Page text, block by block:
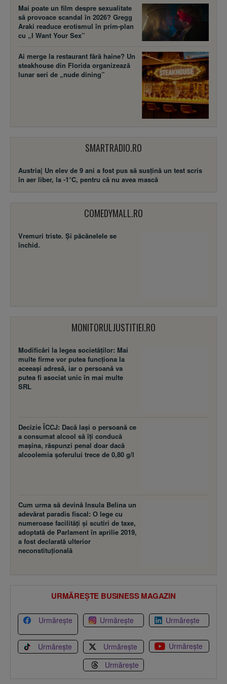
Mai poate un film despre sexualitate
să provoace scandal în 2026? Gregg
Araki readuce erotismul în prim-plan
cu „I Want Your Sex”
Ai merge la restaurant fără haine? Un
steakhouse din Florida organizează
lunar seri de „nude dining”
SMARTRADIO.RO
Austria| Un elev de 9 ani a fost pus să susţină un test scris
în aer liber, la -1°C, pentru că nu avea mască
COMEDYMALL.RO
Vremuri triste. Şi păcănelele se
închid.
MONITORULJUSTITIEI.RO
Modificări la legea societăţilor: Mai
multe firme vor putea funcţiona la
aceeaşi adresă, iar o persoană va
putea fi asociat unic în mai multe
SRL
Decizie ÎCCJ: Dacă laşi o persoană ce
a consumat alcool să îţi conducă
maşina, răspunzi penal doar dacă
alcoolemia şoferului trece de 0,80 g/l
Cum urma să devină Insula Belina un
adevărat paradis fiscal: O lege cu
numeroase facilităţi şi scutiri de taxe,
adoptată de Parlament în aprilie 2019,
a fost declarată ulterior
neconstituţională
URMĂREȘTE BUSINESS MAGAZIN
Urmărește Urmărește Urmărește
Urmărește Urmărește
Urmărește
Urmărește